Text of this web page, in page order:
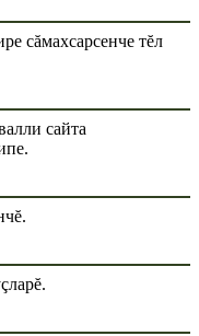
сăмахсарсенче тĕл
сайта